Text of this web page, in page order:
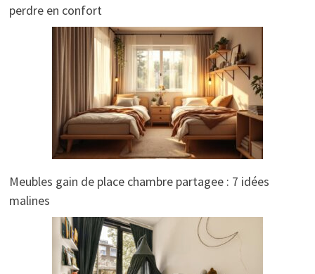
perdre en confort
Meubles gain de place chambre partagee : 7 idées
malines